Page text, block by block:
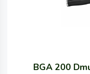
BGA 200